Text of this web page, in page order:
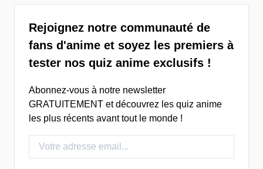
Rejoignez notre communauté de
fans d'anime et soyez les premiers à
tester nos quiz anime exclusifs !
Abonnez-vous à notre newsletter
GRATUITEMENT et découvrez les quiz anime
les plus récents avant tout le monde !